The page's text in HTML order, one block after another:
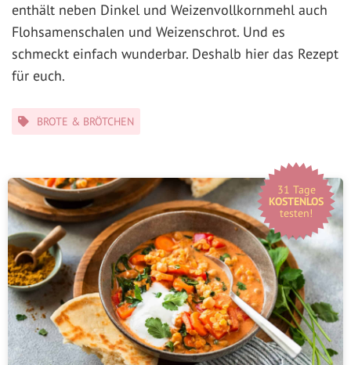
enthält neben Dinkel und Weizenvollkornmehl auch
Flohsamenschalen und Weizenschrot. Und es
schmeckt einfach wunderbar. Deshalb hier das Rezept
für euch.
Kategorien
BROTE & BRÖTCHEN
31 Tage
KOSTENLOS
testen!